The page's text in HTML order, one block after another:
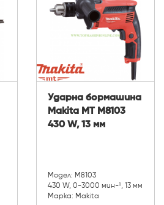
Ударна бормашина
Makita MT M8103
430 W, 13 мм
Модел: M8103
430 W, 0-3000 мин-¹, 13 мм
Марка: Makita